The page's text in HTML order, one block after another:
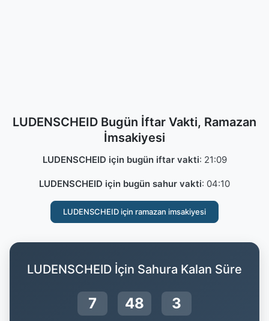
LUDENSCHEID Bugün İftar Vakti, Ramazan
İmsakiyesi
LUDENSCHEID için bugün iftar vakti: 21:09
LUDENSCHEID için bugün sahur vakti: 04:10
LUDENSCHEID için ramazan imsakiyesi
LUDENSCHEID İçin Sahura Kalan Süre
7 48 3